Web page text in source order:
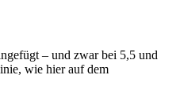
– und zwar bei 5,5 und
wie hier auf dem